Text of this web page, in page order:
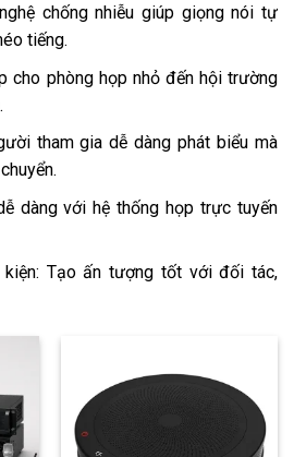
chống nhiễu giúp giọng nói tự
tiếng.
cho phòng họp nhỏ đến hội trường
tham gia dễ dàng phát biểu mà
dàng với hệ thống họp trực tuyến
kiện: Tạo ấn tượng tốt với đối tác,